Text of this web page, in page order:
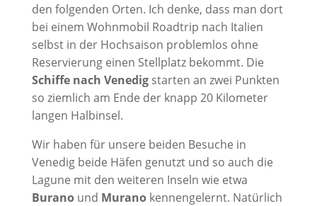
den folgenden Orten. Ich denke, dass man dort
bei einem Wohnmobil Roadtrip nach Italien
selbst in der Hochsaison problemlos ohne
Reservierung einen Stellplatz bekommt. Die
Schiffe nach Venedigstarten an zwei Punkten
so ziemlich am Ende der knapp 20 Kilometer
langen Halbinsel.
Wir haben für unsere beiden Besuche in
Venedig beide Häfen genutzt und so auch die
Lagune mit den weiteren Inseln wie etwa
Buranound Muranokennengelernt. Natürlich